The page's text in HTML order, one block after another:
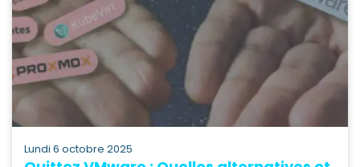
lundi 6 octobre 2025